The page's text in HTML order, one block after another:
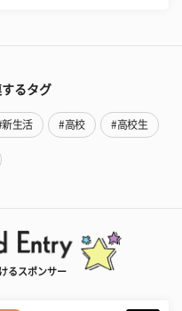
るタグ
新生活 #高校 #高校生
るスポンサー